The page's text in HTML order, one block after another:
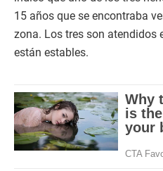
15 años que se encontraba
zona. Los tres son atendidos
están estables.